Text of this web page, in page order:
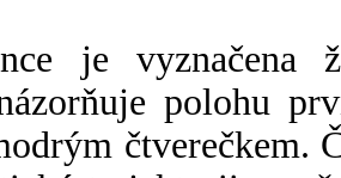
je vyznačena
polohu
čtverečkem.